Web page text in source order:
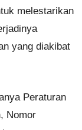
melestarikan
yang diakibat
Peraturan
Nomor